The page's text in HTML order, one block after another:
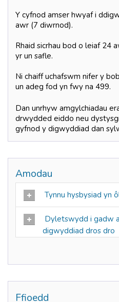
Y cyfnod amser hwyaf i
awr (7 diwrnod).
Rhaid sicrhau bod o leiaf 24
yr un safle.
Ni chaiff uchafswm nifer y
un adeg fod yn fwy na 499.
Dan unrhyw amgylchiadau
drwydded eiddo neu
gyfnod y digwyddiad dan
Amodau
Tynnu hysbysiad yn
Dyletswydd i gadw
digwyddiad dros dro
Ffioedd